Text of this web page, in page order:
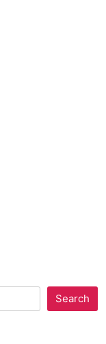
Search